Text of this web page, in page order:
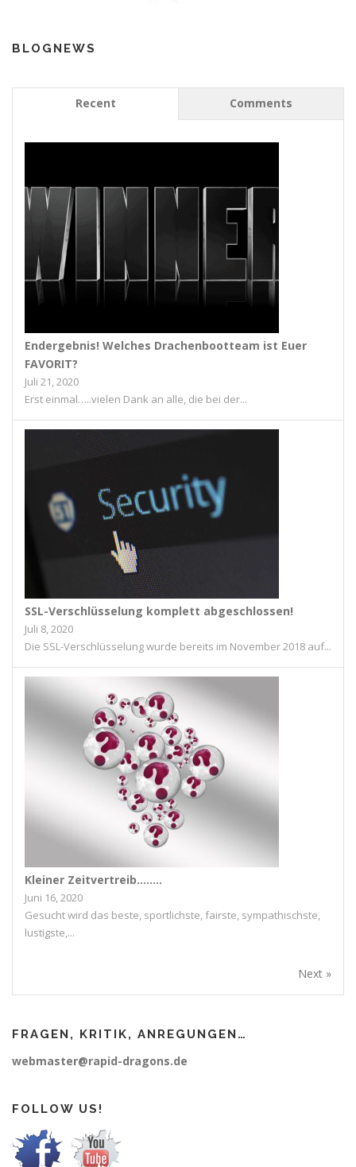
BLOGNEWS
Recent Comments
Endergebnis! Welches Drachenbootteam ist Euer
FAVORIT?
Juli 21, 2020
Erst einmal…..vielen Dank an alle, die bei der...
SSL-Verschlüsselung komplett abgeschlossen!
Juli 8, 2020
Die SSL-Verschlüsselung wurde bereits im November 2018 auf...
Kleiner Zeitvertreib……..
Juni 16, 2020
Gesucht wird das beste, sportlichste, fairste, sympathischste,
lustigste,...
Next »
FRAGEN, KRITIK, ANREGUNGEN…
webmaster@rapid-dragons.de
FOLLOW US!